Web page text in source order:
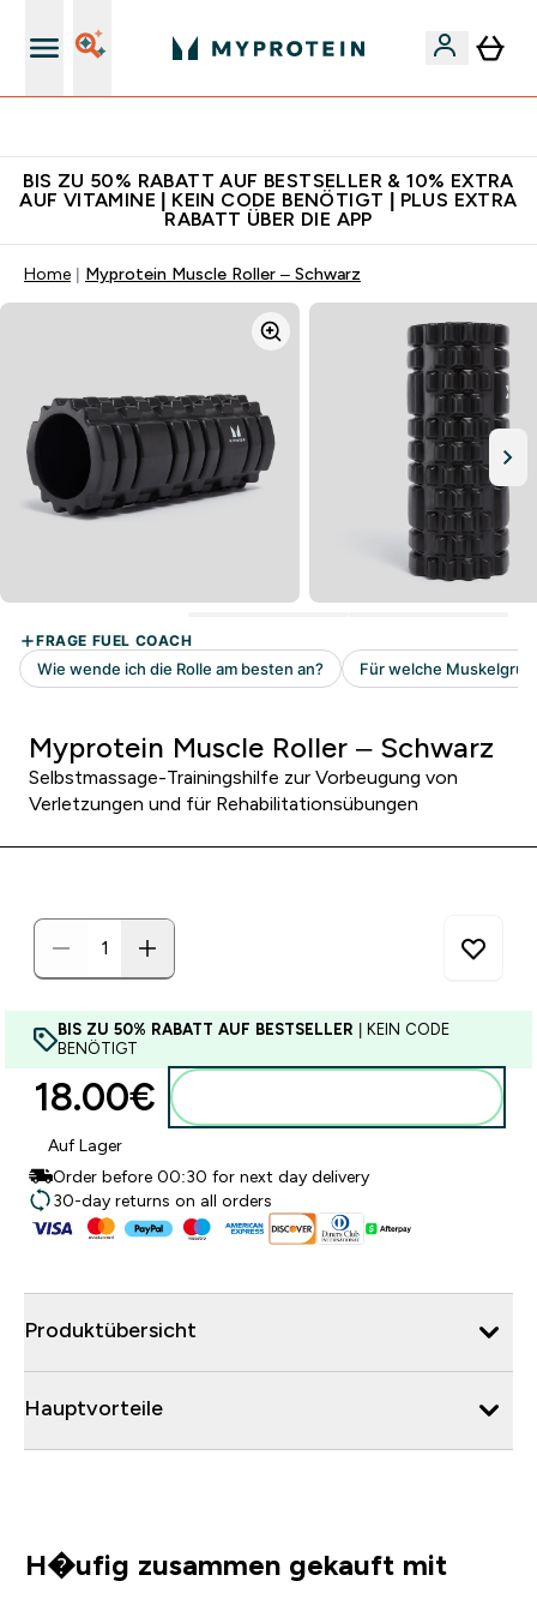
BIS ZU 50% RABATT AUF BESTSELLER & 10% EXTRA
AUF VITAMINE | KEIN CODE BENÖTIGT | PLUS EXTRA
RABATT ÜBER DIE APP
Home Myprotein Muscle Roller – Schwarz
Myprotein Muscle Roller – Schwarz
Selbstmassage-Trainingshilfe zur Vorbeugung von
Verletzungen und für Rehabilitationsübungen
BIS ZU 50% RABATT AUF BESTSELLER | KEIN CODE
BENÖTIGT
18.00€‎
Auf Lager
Order before 00:30 for next day delivery
30-day returns on all orders
Produktübersicht
Hauptvorteile
H�ufig zusammen gekauft mit